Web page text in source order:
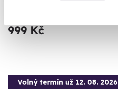
999 Kč
Volný termín už 12. 08. 2026